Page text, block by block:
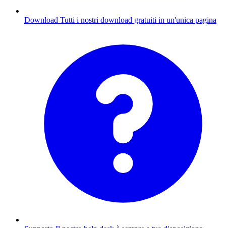
Download Tutti i nostri download gratuiti in un'unica pagina